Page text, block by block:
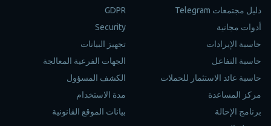
دليل مجتمعات Telegram
أدوات مجانية
حاسبة الإيرادات
حاسبة التفاعل
حاسبة عائد الاستثمار للحملات
مركز المساعدة
برنامج الإحالة
GDPR
Security
تجهيز البيانات
الجهات الفرعية المعالجة
الكشف المسؤول
مدة الاستخدام
بيانات الموقع القانونية